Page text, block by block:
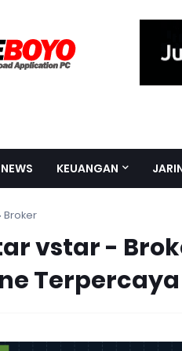
NEWS KEUANGAN
Broker
vstar -
Terpercaya